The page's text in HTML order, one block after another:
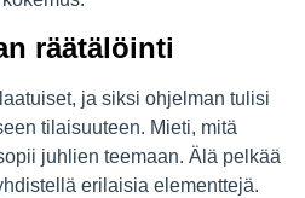
räätälöinti
ja siksi ohjelman tulisi
tilaisuuteen. Mieti, mitä
juhlien teemaan. Älä pelkää
erilaisia elementtejä.